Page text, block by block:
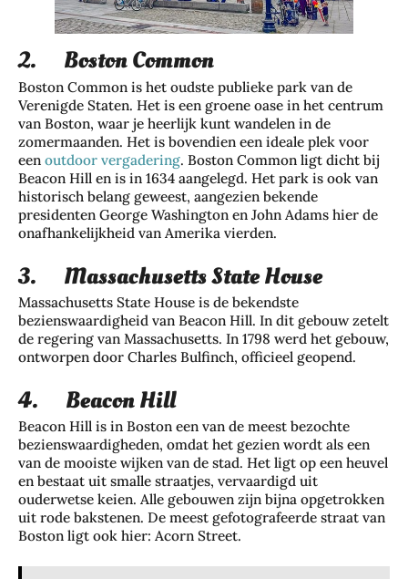
2. Boston Common
Boston Common is het oudste publieke park van de
Verenigde Staten. Het is een groene oase in het centrum
van Boston, waar je heerlijk kunt wandelen in de
zomermaanden. Het is bovendien een ideale plek voor
een outdoor vergadering. Boston Common ligt dicht bij
Beacon Hill en is in 1634 aangelegd. Het park is ook van
historisch belang geweest, aangezien bekende
presidenten George Washington en John Adams hier de
onafhankelijkheid van Amerika vierden.
3. Massachusetts State House
Massachusetts State House is de bekendste
bezienswaardigheid van Beacon Hill. In dit gebouw zetelt
de regering van Massachusetts. In 1798 werd het gebouw,
ontworpen door Charles Bulfinch, officieel geopend.
4. Beacon Hill
Beacon Hill is in Boston een van de meest bezochte
bezienswaardigheden, omdat het gezien wordt als een
van de mooiste wijken van de stad. Het ligt op een heuvel
en bestaat uit smalle straatjes, vervaardigd uit
ouderwetse keien. Alle gebouwen zijn bijna opgetrokken
uit rode bakstenen. De meest gefotografeerde straat van
Boston ligt ook hier: Acorn Street.